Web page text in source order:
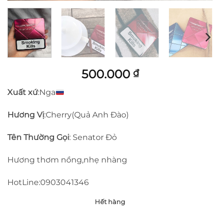
500.000 ₫
Xuất xứ:Nga
Hương Vị:Cherry(Quả Anh Đào)
Tên Thường Gọi: Senator Đỏ
Hương thơm nồng,nhẹ nhàng
HotLine:0903041346
Hết hàng